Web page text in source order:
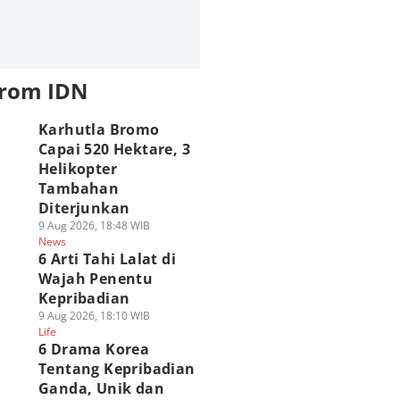
IDN
Karhutla Bromo
Capai 520 Hektare, 3
Helikopter
Tambahan
Diterjunkan
9 Aug 2026, 18:48 WIB
News
6 Arti Tahi Lalat di
Wajah Penentu
Kepribadian
9 Aug 2026, 18:10 WIB
Life
6 Drama Korea
Tentang Kepribadian
Ganda, Unik dan